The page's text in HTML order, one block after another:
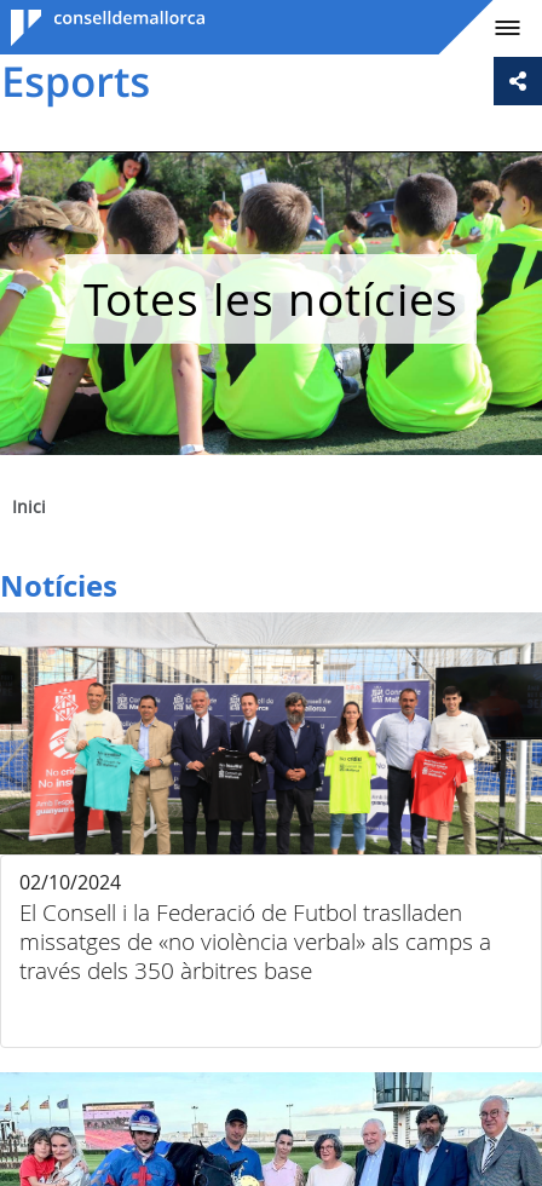
Consell de
Mallorca
Totes les notícies
Inici
Notícies
El Consell i la Federació de Futbol traslladen
missatges de «no violència verbal» als camps a
través dels 350 àrbitres base
02/10/2024